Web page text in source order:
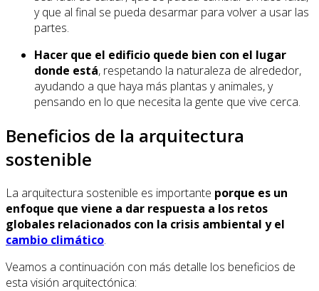
y que al final se pueda desarmar para volver a usar las
partes.
Hacer que el edificio quede bien con el lugar
donde está, respetando la naturaleza de alrededor,
ayudando a que haya más plantas y animales, y
pensando en lo que necesita la gente que vive cerca.
Beneficios de la arquitectura
sostenible
La arquitectura sostenible es importante porque es un
enfoque que viene a dar respuesta a los retos
globales relacionados con la crisis ambiental y el
cambio climático.
Veamos a continuación con más detalle los beneficios de
esta visión arquitectónica: